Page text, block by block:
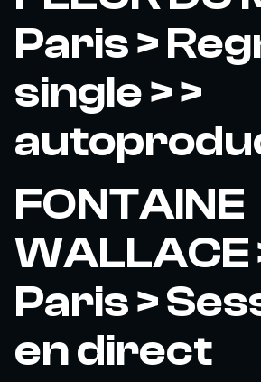
Paris >
single > >
FONTAINE
WALLACE
Paris >
en direct